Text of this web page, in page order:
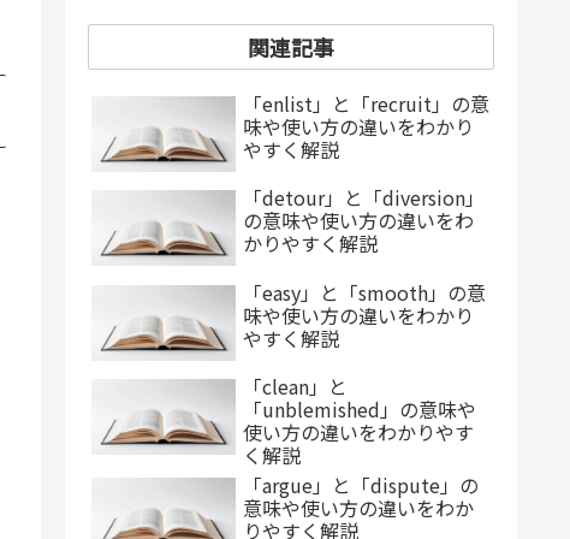
関連記事
「enlist」と「recruit」の意
味や使い方の違いをわかり
やすく解説
「detour」と「diversion」
の意味や使い方の違いをわ
かりやすく解説
「easy」と「smooth」の意
味や使い方の違いをわかり
やすく解説
「clean」と
「unblemished」の意味や
使い方の違いをわかりやす
く解説
「argue」と「dispute」の
意味や使い方の違いをわか
りやすく解説